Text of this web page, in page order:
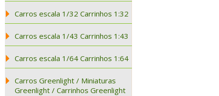
Carros escala 1/32 Carrinhos 1:32
Carros escala 1/43 Carrinhos 1:43
Carros escala 1/64 Carrinhos 1:64
Carros Greenlight / Miniaturas
Greenlight / Carrinhos Greenlight